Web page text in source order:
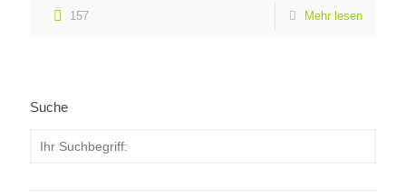
157 Mehr lesen
Suche